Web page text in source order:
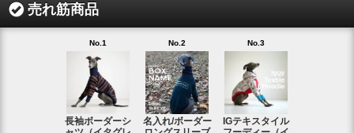
売れ筋商品
No.1
長袖ボーダーシ
No.2
名入れ/ボーダー
No.3
IGテキスタイル